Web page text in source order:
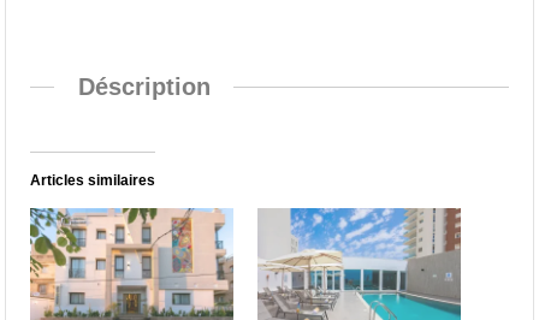
Déscription
Articles similaires